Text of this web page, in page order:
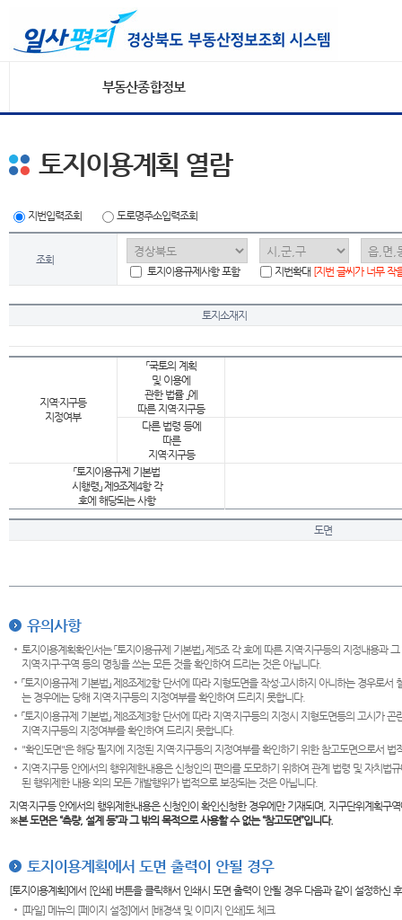
부동산종합정보
토지이용계획 열람
지번입력조회 도로명주소입력조회
조회
토지이용규제사항 포함
지번확대 [지번 글씨가 너무 작
토지소재지
지역·지구등
지정여부
「국토의 계획
및 이용에
관한 법률 」에
따른 지역·지구등
다른 법령 등에
따른
지역·지구등
「토지이용규제 기본법
시행령」 제9조제4항 각
호에 해당되는 사항
도면
유의사항
토지이용계획확인서는 「토지이용규제 기본법」 제5조 각 호에 따른 지역·지구등의 지정내용
지역·지구·구역 등의 명칭을 쓰는 모든 것을 확인하여 드리는 것은 아닙니다.
「토지이용규제 기본법」 제8조제2항 단서에 따라 지형도면을 작성·고시하지 아니하는 경우로
는 경우에는 당해 지역·지구등의 지정여부를 확인하여 드리지 못합니다.
「토지이용규제 기본법」 제8조제3항 단서에 따라 지역·지구등의 지정시 지형도면등의 고시가
지역·지구등의 지정여부를 확인하여 드리지 못합니다.
"확인도면"은 해당 필지에 지정된 지역·지구등의 지정여부를 확인하기 위한 참고도면으로서
지역·지구등 안에서의 행위제한내용은 신청인의 편의를 도모하기 위하여 관계 법령 및 자치
된 행위제한 내용 외의 모든 개발행위가 법적으로 보장되는 것은 아닙니다.
지역·지구등 안에서의 행위제한내용은 신청인이 확인신청한 경우에만 기재되며, 지구단위계획
※본 도면은“측량, 설계 등”과 그 밖의 목적으로 사용할 수 없는 “참고도면”입니다.
토지이용계획에서 도면 출력이 안될 경우
[토지이용계획]에서 [인쇄] 버튼을 클릭해서 인쇄시 도면 출력이 안될 경우 다음과 같이 설정하신
[파일] 메뉴의 [페이지 설정]에서 [배경색 및 이미지 인쇄]도 체크